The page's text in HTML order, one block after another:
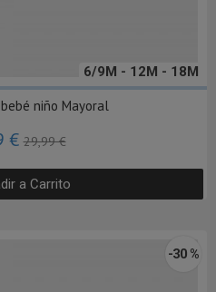
6/9M - 12M - 18M
niño Mayoral
€29,99 €
a Carrito
-30 %